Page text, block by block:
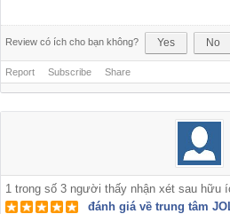
Review có ích cho bạn không? Yes No
Report Subscribe Share
1 trong số 3 người thấy nhận xét sau hữu
đánh giá về trung tâm